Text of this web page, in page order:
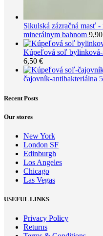
Sikulská zázračná masť
minerálnym bahnom 9,90
Kúpeľová soľ bylinková-
6,50 €
čajovník-antibakteriálna
Recent Posts
Our stores
New York
London SF
Edinburgh
Los Angeles
Chicago
Las Vegas
USEFUL LINKS
Privacy Policy
Returns